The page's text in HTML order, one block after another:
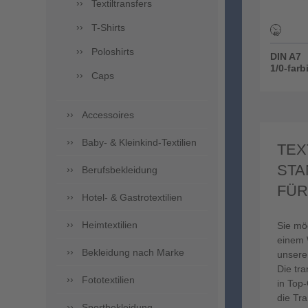
Textiltransfers
T-Shirts
Poloshirts
Caps
Accessoires
Baby- & Kleinkind-Textilien
Berufsbekleidung
Hotel- & Gastrotextilien
Heimtextilien
Bekleidung nach Marke
Fototextilien
DIN A7
1/0-
Sie
einem
Die
in
die